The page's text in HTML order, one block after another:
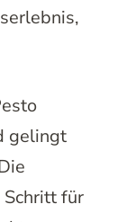
gelingt
für